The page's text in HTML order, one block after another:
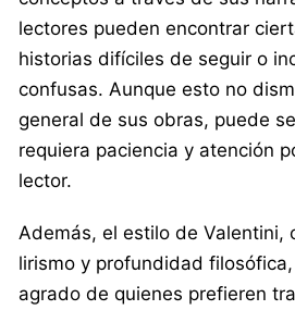
lectores pueden encontrar
historias difíciles de seguir o
confusas. Aunque esto no
general de sus obras, puede
requiera paciencia y atención
lector.
Además, el estilo de Valentini,
lirismo y profundidad
agrado de quienes prefieren